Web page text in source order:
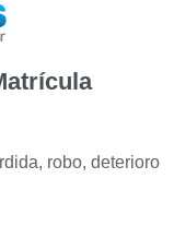
robo, deterioro